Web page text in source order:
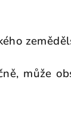
může